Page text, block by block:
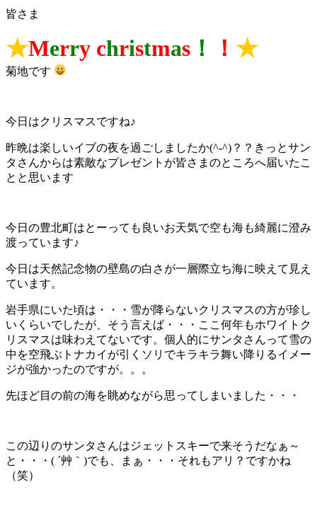
皆さま
★Merry christmas ！ ！ ★
菊地です
今日はクリスマスですね♪
昨晩は楽しいイブの夜を過ごしましたか(^-^)？？きっとサン
タさんからは素敵なプレゼントが皆さまのところへ届いたこ
とと思います
今日の豊北町はとーっても良いお天気で空も海も綺麗に澄み
渡っています♪
今日は天然記念物の壁島の白さが一層際立ち海に映えて見え
ています。
岩手県にいた頃は・・・雪が降らないクリスマスの方が珍し
いくらいでしたが、そう言えば・・・ここ何年もホワイトク
リスマスは味わえてないです。個人的にサンタさんって雪の
中を空飛ぶトナカイが引くソリでキラキラ舞い降りるイメー
ジが強かったのですが。。。
先ほど目の前の海を眺めながら思ってしまいました・・・
この辺りのサンタさんはジェットスキーで来そうだなぁ～
と・・・( ´艸｀)でも、まぁ・・・それもアリ？ですかね
（笑）